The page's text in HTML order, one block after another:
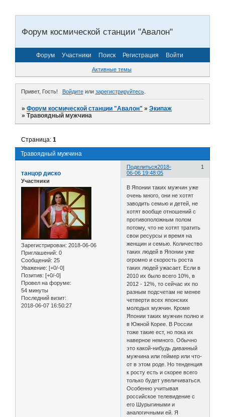
Форум космической станции "Авалон"
Форум Участники Поиск Регистрация Войти
Активные темы
Привет, Гость! Войдитеили зарегистрируйтесь.
»Форум космической станции "Авалон" »Экипаж
»Травоядный мужчина
Травоядный мужчина
Страница:1
Поделиться 1
2018-
06-06 19:48:05
танцор диско
Участники
Зарегистрирован: 2018-06-06
Приглашений: 0
Сообщений: 25
Уважение: [+0/-0]
Позитив: [+0/-0]
Провел на форуме:
54 минуты
Последний визит:
2018-06-07 16:50:27
В Японии таких мужчин уже
очень много, они не хотят
заводить семью и детей, не
хотят вообще отношений с
противоположным полом
потому, что не хотят тратить
свои ресурсы и время на
женщин и семью. Количество
таких людей в Японии уже
огромно и скорость роста
таких людей ужасает. Если в
2010 их было всего 10%, в
2012 - 12%, то сейчас их по
разным подсчетам не менее
четверти всех японских
молодых мужчин. Кроме
Японии таких мужчин полно и
в Южной Корее. В России
тоже такие ест, но пока их
наверное немного. Обычно
это какой-нибудь диванный
мужчина или геймер или что-
от в этом роде. Но тенденция
к росту есть и скорее всего
только будет увеличиваться.
Особенно учитывая
российское телевидение с
его Шурыгиными и
аналогичными ей. Я